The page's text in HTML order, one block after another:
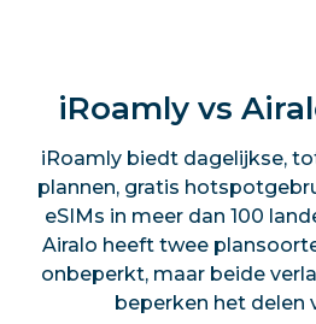
iRoamly vs
iRoamly biedt dagelijkse,
plannen, gratis
eSIMs in meer dan 100
Airalo heeft twee
onbeperkt, maar beide
beperken het delen